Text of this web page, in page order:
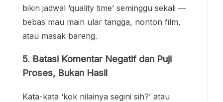
bikin jadwal ‘quality time’ seminggu sekali —
bebas mau main ular tangga, nonton film,
atau masak bareng.
5. Batasi Komentar Negatif dan Puji
Proses, Bukan Hasil
Kata-kata ‘kok nilainya segini sih?’ atau